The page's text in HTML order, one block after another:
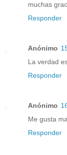
muchas
Responder
Anónimo
La verdad
Responder
Anónimo
Me gusta
Responder